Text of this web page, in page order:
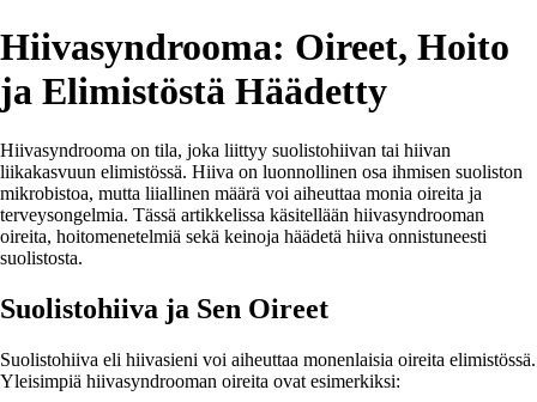
Hiivasyndrooma: Oireet, Hoito
ja Elimistöstä Häädetty
Hiivasyndrooma on tila, joka liittyy suolistohiivan tai hiivan
liikakasvuun elimistössä. Hiiva on luonnollinen osa ihmisen suoliston
mikrobistoa, mutta liiallinen määrä voi aiheuttaa monia oireita ja
terveysongelmia. Tässä artikkelissa käsitellään hiivasyndrooman
oireita, hoitomenetelmiä sekä keinoja häädetä hiiva onnistuneesti
suolistosta.
Suolistohiiva ja Sen Oireet
Suolistohiiva eli hiivasieni voi aiheuttaa monenlaisia oireita elimistössä.
Yleisimpiä hiivasyndrooman oireita ovat esimerkiksi: